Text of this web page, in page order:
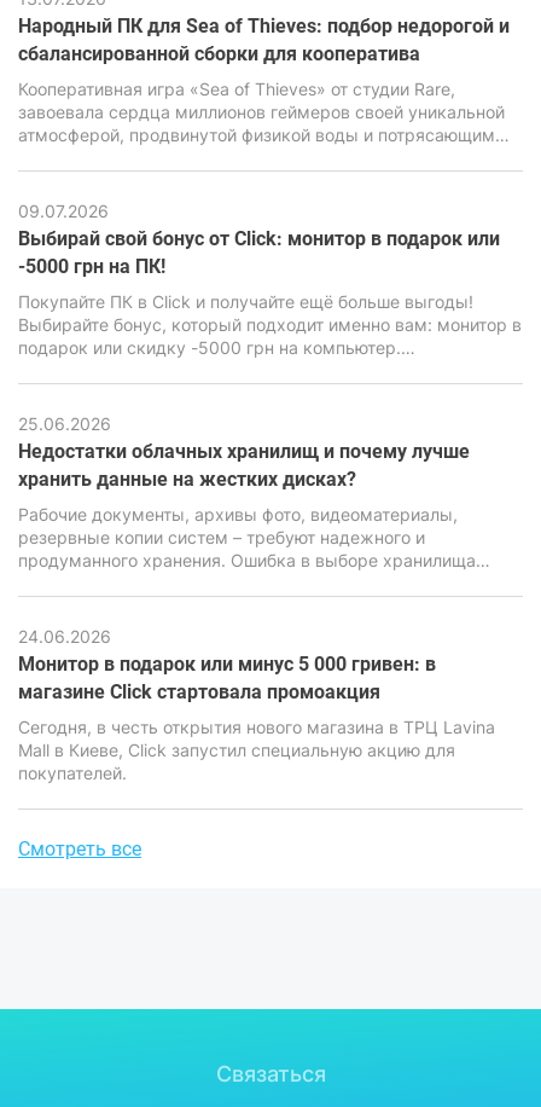
реалистичную физику требует повышенной
производительности от ПК.
Народный ПК для Sea of Thieves: подбор недорогой и
сбалансированной сборки для кооператива
Кооперативная игра «Sea of Thieves» от студии Rare,
завоевала сердца миллионов геймеров своей уникальной
атмосферой, продвинутой физикой воды и потрясающим
способный нагрузить даже современные ПК, особенно
бюджетного класса.
09.07.2026
Выбирай свой бонус от Click: монитор в подарок или
-5000 грн на ПК!
Покупайте ПК в Click и получайте ещё больше выгоды!
Выбирайте бонус, который подходит именно вам: монитор в
подарок или скидку -5000 грн на компьютер.
25.06.2026
Недостатки облачных хранилищ и почему лучше
хранить данные на жестких дисках?
Рабочие документы, архивы фото, видеоматериалы,
резервные копии систем – требуют надежного и
продуманного хранения. Ошибка в выборе хранилища
поэтому вопрос выбора между облачными сервисами и
локальными накопителями стоит особенно остро.
24.06.2026
Монитор в подарок или минус 5 000 гривен: в
магазине Click стартовала промоакция
Сегодня, в честь открытия нового магазина в ТРЦ Lavina
Mall в Киеве, Click запустил специальную акцию для
покупателей.
Смотреть все
Связаться